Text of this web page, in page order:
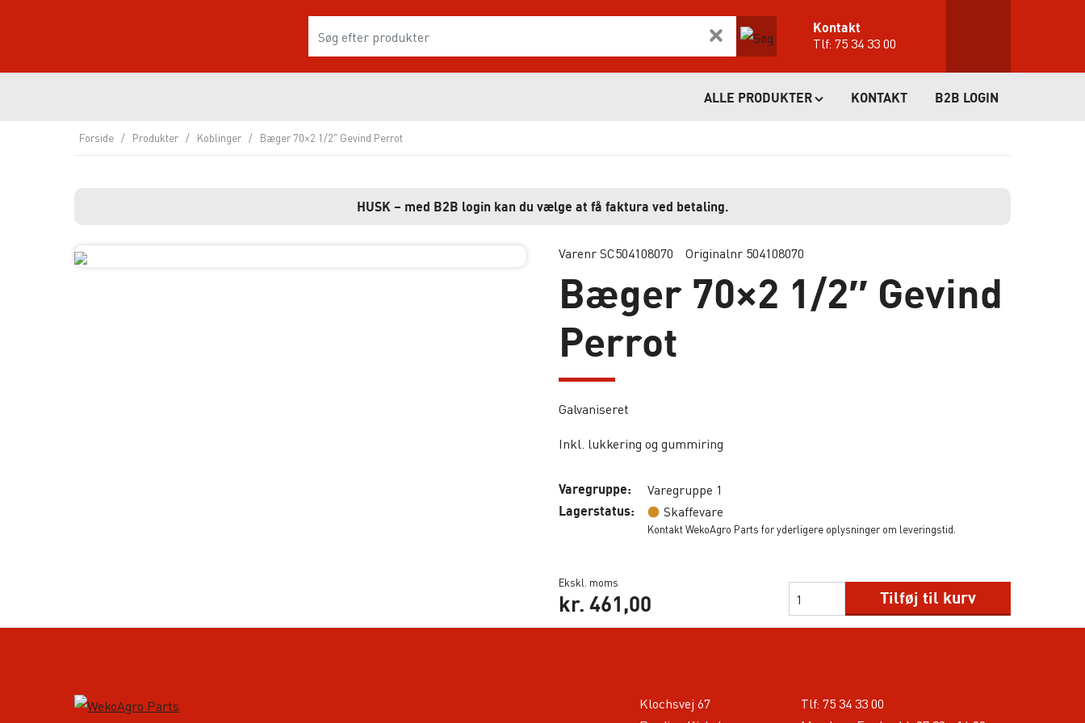
Kontakt
Tlf:75 34 33 00
ALLE PRODUKTER KONTAKT B2B LOGIN
Forside / Produkter / Koblinger / Bæger 70×2 1/2″ Gevind Perrot
HUSK – med B2B login kan du vælge at få faktura ved betaling.
Varenr SC504108070 Originalnr 504108070
Bæger 70×2 1/2″ Gevind
Perrot
Galvaniseret
Inkl. lukkering og gummiring
Varegruppe: Varegruppe 1
Lagerstatus: Skaffevare
Kontakt WekoAgro Parts for yderligere oplysninger om leveringstid.
Ekskl. moms
kr. 461,00 Tilføj til kurv
Klochsvej 67
Tlf: 75 34 33 00